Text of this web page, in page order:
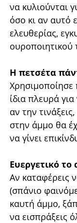
να κυλιούνται
όσο κι αν αυτό
ελευθερίας,
ουροποιητικού
Η πετσέτα
ίδια πλευρά
αν την
στην άμμο θα
να γίνει
Ευεργετικό
Αν καταφέρεις
(σπάνιο
καυτή άμμο,
να εισπράξεις